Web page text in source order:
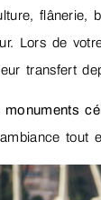
flânerie,
Lors de
transfert
monuments